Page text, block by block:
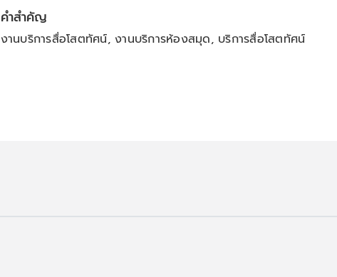
คำสำคัญ
งานบริการสื่อโสตทัศน์, งานบริการห้องสมุด, บริการสื่อโสตทัศน์